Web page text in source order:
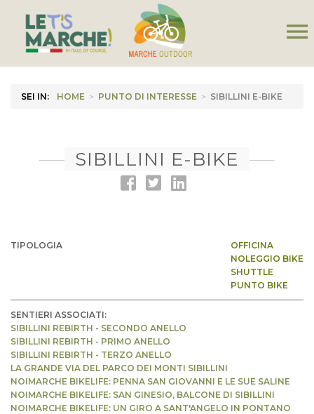
menu
SEI IN: HOME > PUNTO DI INTERESSE > SIBILLINI E-BIKE
SIBILLINI E-BIKE
TIPOLOGIA
OFFICINA
NOLEGGIO BIKE
SHUTTLE
PUNTO BIKE
SENTIERI ASSOCIATI:
SIBILLINI REBIRTH - SECONDO ANELLO
SIBILLINI REBIRTH - PRIMO ANELLO
SIBILLINI REBIRTH - TERZO ANELLO
LA GRANDE VIA DEL PARCO DEI MONTI SIBILLINI
NOIMARCHE BIKELIFE: PENNA SAN GIOVANNI E LE SUE SALINE
NOIMARCHE BIKELIFE: SAN GINESIO, BALCONE DI SIBILLINI
NOIMARCHE BIKELIFE: UN GIRO A SANT'ANGELO IN PONTANO